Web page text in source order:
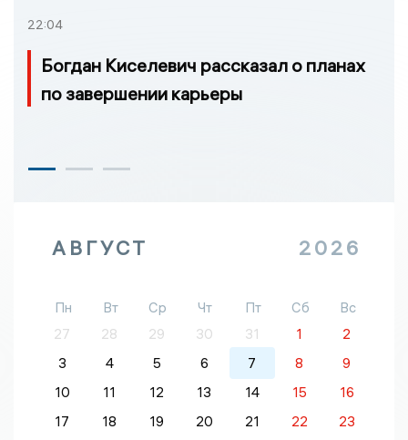
22:04
Богдан Киселевич рассказал о планах
по завершении карьеры
АВГУСТ 2026
Пн Вт Ср Чт Пт Сб
Вс
27
28 29 30 31 1
2
3
4 5 6 7 8
9
10
11 12 13 14 15
16
17
18 19 20 21 22
23